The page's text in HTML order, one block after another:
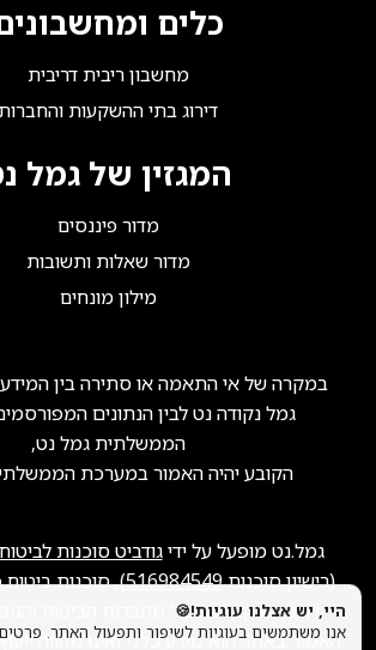
כלים
מחשבון ריבית דריבית
דירוג בתי ההשקעות והחברות
המגזין של גמל
מדור פיננסים
מדור שאלות ותשובות
מילון מונחים
במקרה של אי התאמה או סתירה בין
גמל נקודה נט לבין הנתונים
הממשלתית גמל נט,
הקובע יהיה האמור במערכת
גמל.נט מופעל על ידיגודביט סוכנות לביטוח (2024)
(רישיון סוכנות516984549), סוכנות ביטוח
ייתכן שנקבל תגמול מחברות הביטוח
האמור באתר הוא מידע כללי ואינו מהווה ייעוץ
היי, יש אצלנו עוגיות!🍪
אנו משתמשים בעוגיות לשיפור ותפעול האתר. פרטים